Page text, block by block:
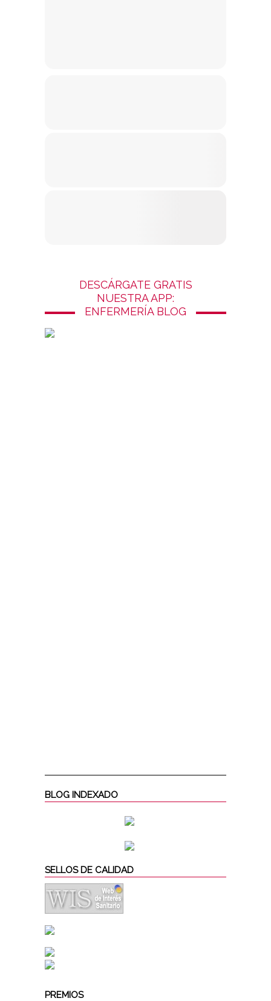
DESCÁRGATE GRATIS
NUESTRA APP:
ENFERMERÍA BLOG
BLOG INDEXADO
SELLOS DE CALIDAD
PREMIOS